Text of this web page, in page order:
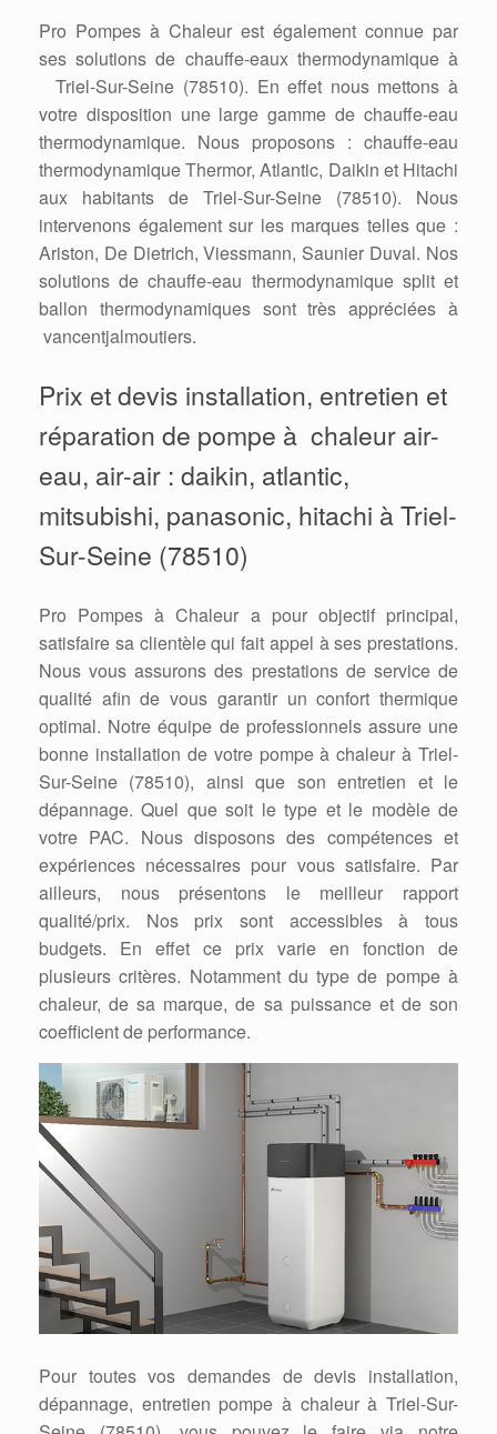
Pro Pompes à Chaleur est également connue par
ses solutions de chauffe-eaux thermodynamique à
Triel-Sur-Seine (78510). En effet nous mettons à
votre disposition une large gamme de chauffe-eau
thermodynamique. Nous proposons : chauffe-eau
thermodynamique Thermor, Atlantic, Daikin et Hitachi
aux habitants de Triel-Sur-Seine (78510). Nous
intervenons également sur les marques telles que :
Ariston, De Dietrich, Viessmann, Saunier Duval. Nos
solutions de chauffe-eau thermodynamique split et
ballon thermodynamiques sont très appréciées à
vancentjalmoutiers.
Prix et devis installation, entretien et
réparation de pompe à chaleur air-
eau, air-air : daikin, atlantic,
mitsubishi, panasonic, hitachi à Triel-
Sur-Seine (78510)
Pro Pompes à Chaleur a pour objectif principal,
satisfaire sa clientèle qui fait appel à ses prestations.
Nous vous assurons des prestations de service de
qualité afin de vous garantir un confort thermique
optimal. Notre équipe de professionnels assure une
bonne installation de votre pompe à chaleur à Triel-
Sur-Seine (78510), ainsi que son entretien et le
dépannage. Quel que soit le type et le modèle de
votre PAC. Nous disposons des compétences et
expériences nécessaires pour vous satisfaire. Par
ailleurs, nous présentons le meilleur rapport
qualité/prix. Nos prix sont accessibles à tous
budgets. En effet ce prix varie en fonction de
plusieurs critères. Notamment du type de pompe à
chaleur, de sa marque, de sa puissance et de son
coefficient de performance.
Pour toutes vos demandes de devis installation,
dépannage, entretien pompe à chaleur à Triel-Sur-